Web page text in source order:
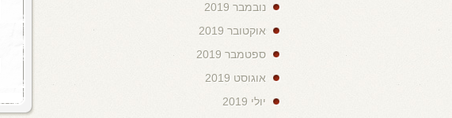
נובמבר 2019
אוקטובר 2019
ספטמבר 2019
אוגוסט 2019
יולי 2019